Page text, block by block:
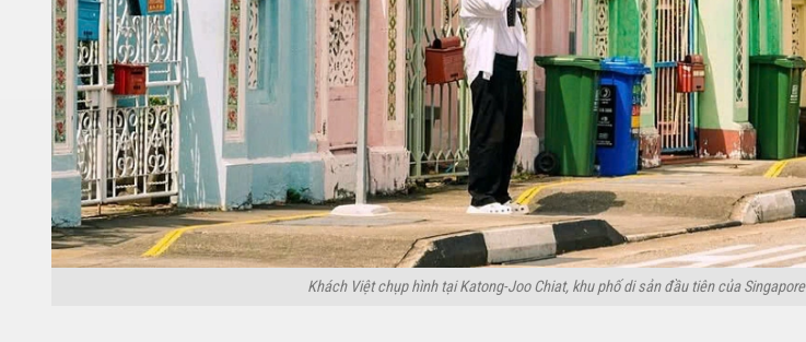
Khách Việt chụp hình tại Katong-Joo Chiat, khu phố di sản đầu tiên của Singapore